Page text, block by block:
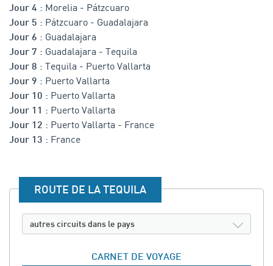
Jour 4 : Morelia - Pátzcuaro
Jour 5 : Pátzcuaro - Guadalajara
Jour 6 : Guadalajara
Jour 7 : Guadalajara - Tequila
Jour 8 : Tequila - Puerto Vallarta
Jour 9 : Puerto Vallarta
Jour 10 : Puerto Vallarta
Jour 11 : Puerto Vallarta
Jour 12 : Puerto Vallarta - France
Jour 13 : France
ROUTE DE LA TEQUILA
autres circuits dans le pays
CARNET DE VOYAGE